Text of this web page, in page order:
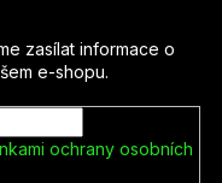
zasílat informace o
e-shopu.
ochrany osobních